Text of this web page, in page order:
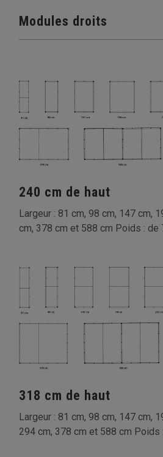
Modules droits
240 cm de haut
Largeur : 81 cm, 98 cm, 147 cm,
cm, 378 cm et 588 cm Poids : de
318 cm de haut
Largeur : 81 cm, 98 cm, 147 cm,
294 cm, 378 cm et 588 cm Poids